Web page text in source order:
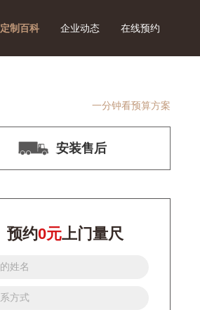
定制百科 企业动态 在线预约
一分钟看预算方案
安装售后
预约0元上门量尺